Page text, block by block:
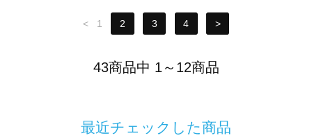
< 1 2 3 4 >
43商品中 1～12商品
最近チェックした商品